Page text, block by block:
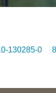
130285-0